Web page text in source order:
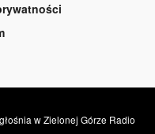
w Zielonej Górze Radio